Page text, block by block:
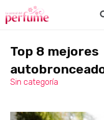
Top 8 mejores
Sin categoría